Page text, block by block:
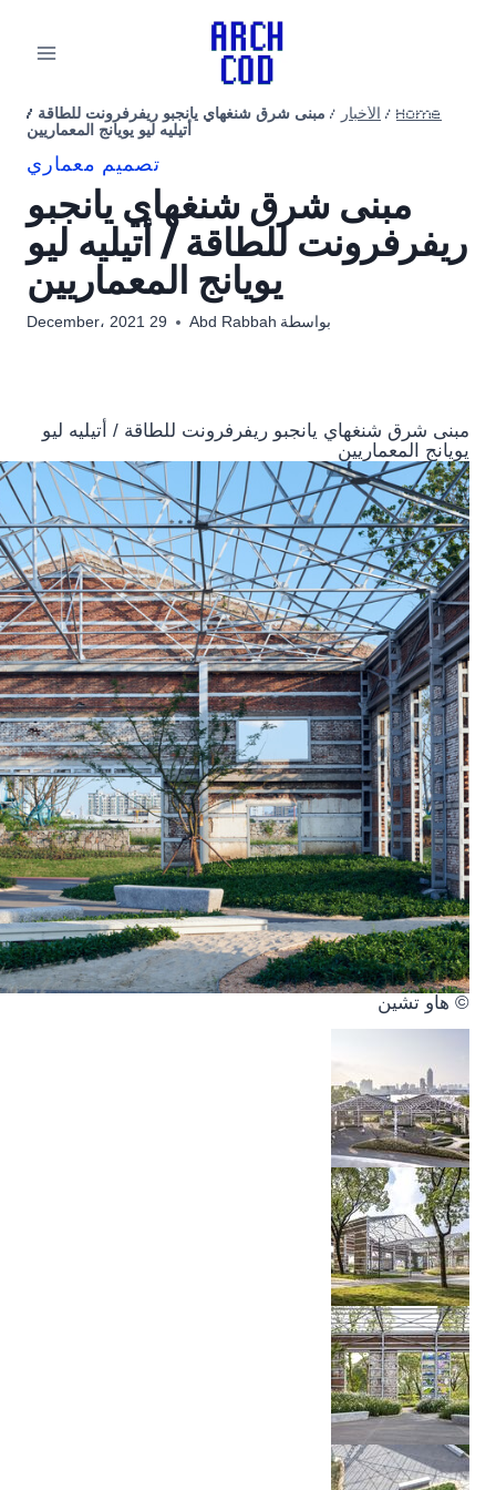
Home
/ الأخبار / مبنى شرق شنغهاي يانجبو ريفرفرونت للطاقة /
أتيليه ليو يويانج المعماريين
تصميم معماري
مبنى شرق شنغهاي يانجبو
ريفرفرونت للطاقة / أتيليه ليو
يويانج المعماريين
بواسطة Abd Rabbah 29 December، 2021
مبنى شرق شنغهاي يانجبو ريفرفرونت للطاقة / أتيليه ليو
يويانج المعماريين
© هاو تشين